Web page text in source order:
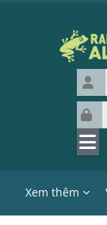
Tên
Mật
Xem thêm